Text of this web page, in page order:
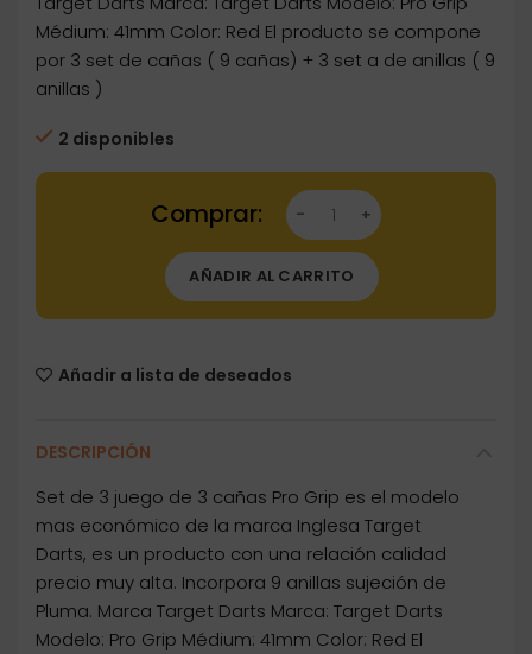
Médium: 41mm Color: Red El producto se compone
por 3 set de cañas ( 9 cañas) + 3 set a de anillas ( 9
anillas )
2 disponibles
Dartstore Cañas Target Pro Grip Shaft Intb
AÑADIR AL CARRITO
Añadir a lista de deseados
DESCRIPCIÓN
Set de 3 juego de 3 cañas Pro Grip es el modelo
mas económico de la marca Inglesa Target
Darts, es un producto con una relación calidad
precio muy alta. Incorpora 9 anillas sujeción de
Pluma. Marca Target Darts Marca: Target Darts
Modelo: Pro Grip Médium: 41mm Color: Red El